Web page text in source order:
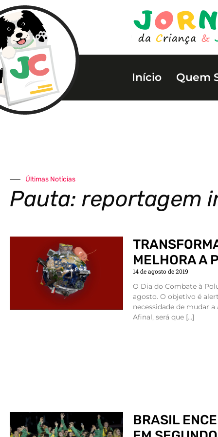
Início Quem
Últimas Notícias
Pauta: reportagem
MELHORA A
14 de agosto de 2019
O Dia do Combate à
agosto. O objetivo é
necessidade de mudar
Afinal, será que […]
BRASIL